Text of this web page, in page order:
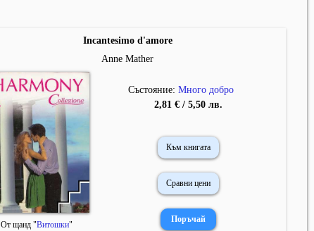
Incantesimo d'amore
Anne Mather
От щанд "Витошки"
Състояние:Много добро
2,81 € / 5,50 лв.
Към книгата
Сравни цени